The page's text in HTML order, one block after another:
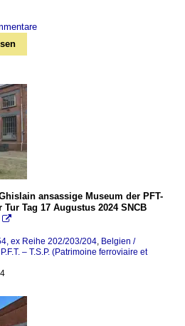
ansassige Museum der PFT-
Tag 17 Augustus 2024 SNCB

ex Reihe 202/203/204, Belgien /
– T.S.P. (Patrimoine ferroviaire et